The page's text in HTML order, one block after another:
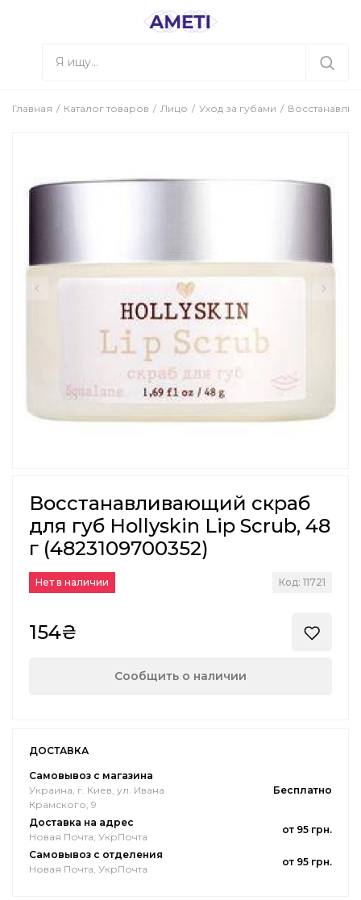
Главная Каталог товаров Лицо Уход за губами
Восстанавливающий скраб
для губ Hollyskin Lip Scrub, 48
г (4823109700352)
Нет в наличии Код: 11721
154₴
Сообщить о наличии
ДОСТАВКА
Самовывоз с магазина
Украина, г. Киев, ул. Ивана
Крамского, 9
Бесплатно
Доставка на адрес
Новая Почта, УкрПочта
от 95 грн.
Самовывоз с отделения
Новая Почта, УкрПочта
от 95 грн.